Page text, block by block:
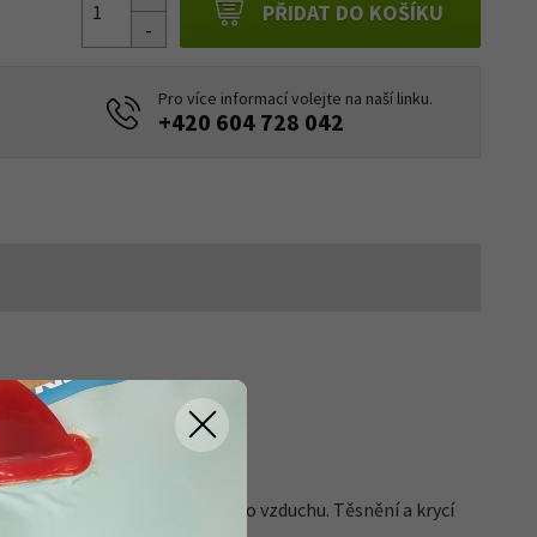
PŘIDAT DO KOŠÍKU
Pro více informací volejte na naší linku.
+420 604 728 042
pomocí zdroje stlačeného vzduchu. Těsnění a krycí